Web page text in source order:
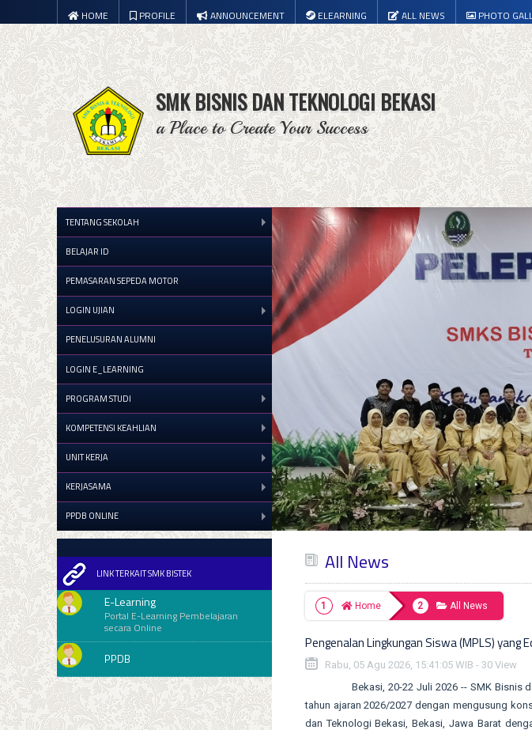
HOME PROFILE ANNOUNCEMENT ELEARNING ALL NEWS PHOTO
SMK BISNIS DAN TEKNOLOGI BEKASI
a Place to Create Your Success
TENTANG SEKOLAH
BELAJAR ID
PEMASARAN SEPEDA MOTOR
LOGIN UJIAN
PENELUSURAN ALUMNI
LOGIN E_LEARNING
PROGRAM STUDI
KOMPETENSI KEAHLIAN
UNIT KERJA
KERJASAMA
PPDB ONLINE
LINK TERKAIT SMK BISTEK
E-Learning
Portal E-Learning Pembelajaran
secara Online
PPDB
All News
Home All News
Pengenalan Lingkungan Siswa (MPLS) yang
Rabu, 05 Agu 2026, 15:41:05 WIB - 30 View
Bekasi, 20-22 Juli 2026 -- SMK Bisnis dan
tahun ajaran 2026/2027 dengan mengusung
dan Teknologi Bekasi, Bekasi, Jawa Barat